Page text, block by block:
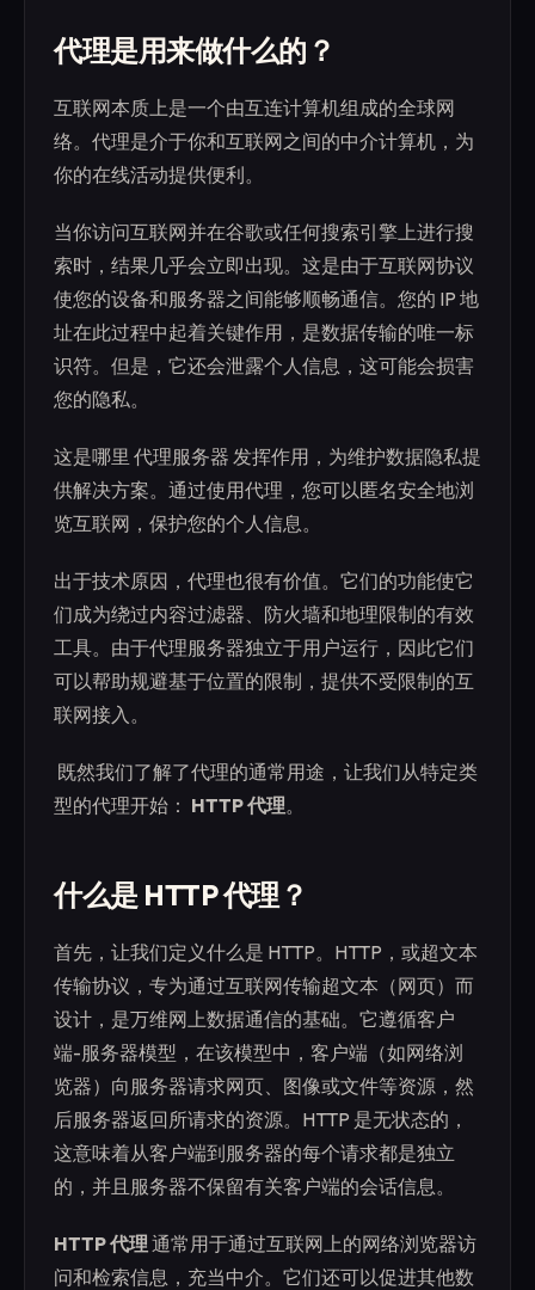
代理是用来做什么的？
互联网本质上是一个由互连计算机组成的全球网
络。代理是介于你和互联网之间的中介计算机，为
你的在线活动提供便利。
当你访问互联网并在谷歌或任何搜索引擎上进行搜
索时，结果几乎会立即出现。这是由于互联网协议
使您的设备和服务器之间能够顺畅通信。您的 IP 地
址在此过程中起着关键作用，是数据传输的唯一标
识符。但是，它还会泄露个人信息，这可能会损害
您的隐私。
这是哪里 代理服务器 发挥作用，为维护数据隐私提
供解决方案。通过使用代理，您可以匿名安全地浏
览互联网，保护您的个人信息。
出于技术原因，代理也很有价值。它们的功能使它
们成为绕过内容过滤器、防火墙和地理限制的有效
工具。由于代理服务器独立于用户运行，因此它们
可以帮助规避基于位置的限制，提供不受限制的互
联网接入。
‍ 既然我们了解了代理的通常用途，让我们从特定类
型的代理开始： HTTP 代理。
什么是 HTTP 代理？
首先，让我们定义什么是 HTTP。HTTP，或超文本
传输协议，专为通过互联网传输超文本（网页）而
设计，是万维网上数据通信的基础。它遵循客户
端-服务器模型，在该模型中，客户端（如网络浏
览器）向服务器请求网页、图像或文件等资源，然
后服务器返回所请求的资源。HTTP 是无状态的，
这意味着从客户端到服务器的每个请求都是独立
的，并且服务器不保留有关客户端的会话信息。
HTTP 代理 通常用于通过互联网上的网络浏览器访
问和检索信息，充当中介。它们还可以促进其他数